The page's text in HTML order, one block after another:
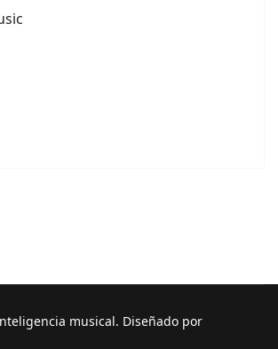
musical. Diseñado por